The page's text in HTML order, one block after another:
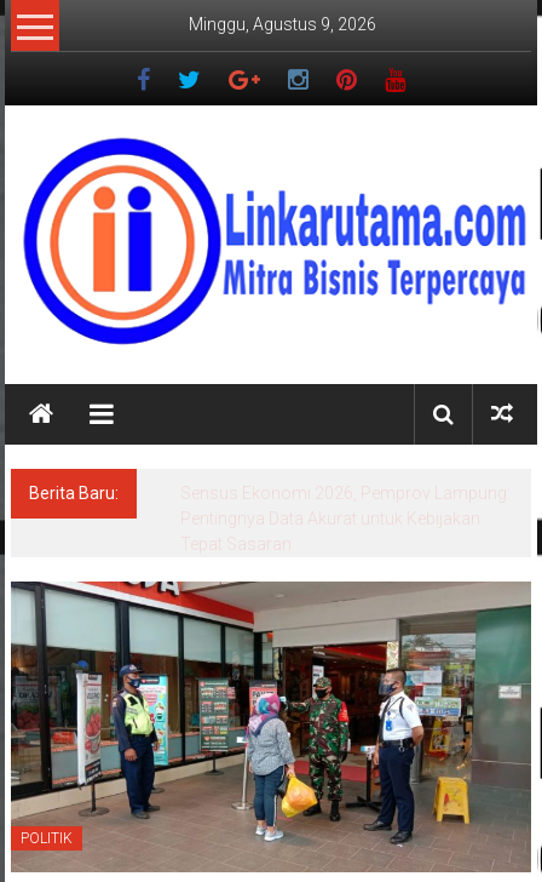
Lompat
ke
Minggu, Agustus 9, 2026
LINKARUTAMA.COM
Mitra
Terpercaya
Berita Baru:
Sensus Ekonomi 2026, Pemprov Lampung:
Pentingnya Data Akurat untuk Kebijakan
Tepat Sasaran
POLITIK